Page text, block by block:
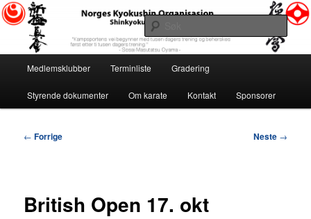
Gå
direkte
hovedinnholdet
Norges Kyokushin Organisasjon
«Kampsportens vei begynner med tusen dagers trening og beherskes først
etter ti tusen dagers trening.» ~ Sosai Masutatsu Oyama ~
Søk
Medlemsklubber Terminliste Gradering
Styrende dokumenter Om karate Kontakt Sponsorer
Innleggsnavigasjon
← Forrige Neste →
British Open 17. okt